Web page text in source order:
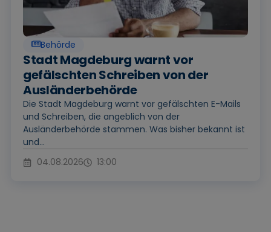
Behörde
Stadt Magdeburg warnt vor
gefälschten Schreiben von der
Ausländerbehörde
Die Stadt Magdeburg warnt vor gefälschten E-Mails
und Schreiben, die angeblich von der
Ausländerbehörde stammen. Was bisher bekannt ist
und...
04.08.2026
13:00